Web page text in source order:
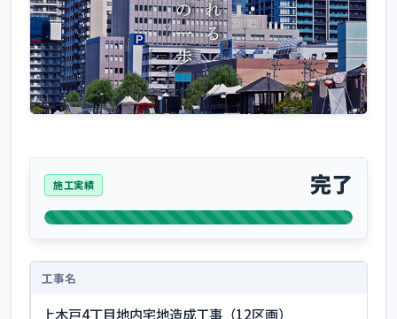
施工実績 完了
工事名
上木戸4丁目地内宅地造成工事（12区画）